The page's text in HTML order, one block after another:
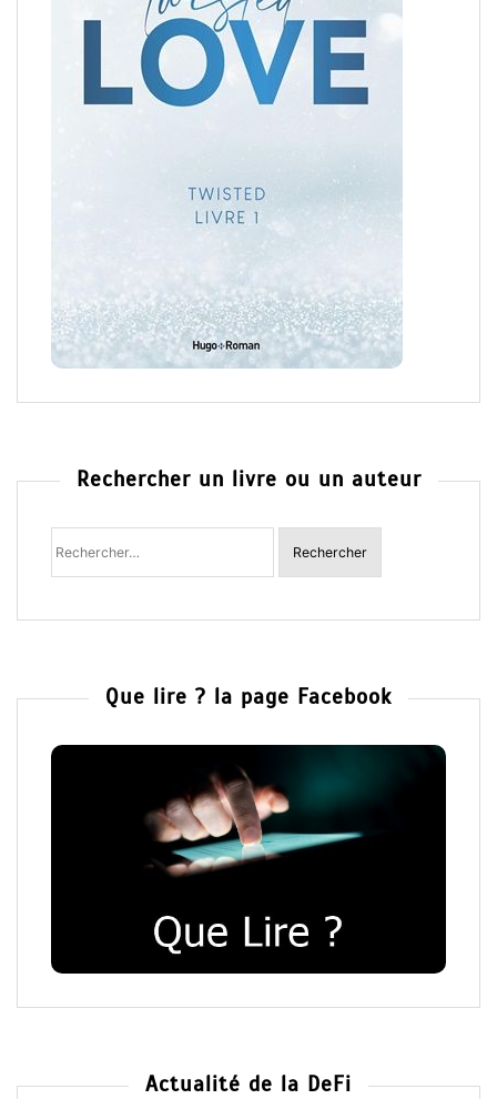
Rechercher un livre ou un auteur
Rechercher
Que lire ? la page Facebook
Actualité de la DeFi